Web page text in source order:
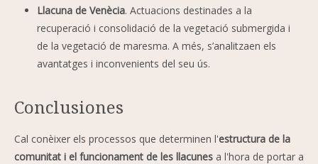
Llacuna de Venècia. Actuacions destinades a la
recuperació i consolidació de la vegetació submergida i
de la vegetació de maresma. A més, s’analitzaen els
avantatges i inconvenients del seu ús.
Conclusiones
Cal conèixer els processos que determinen l'estructura de la
comunitat i el funcionament de les llacunes a l'hora de portar a